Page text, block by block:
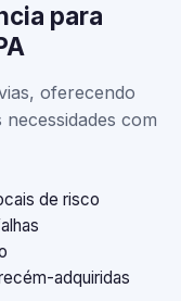
para
oferecendo
com
de risco
adquiridas